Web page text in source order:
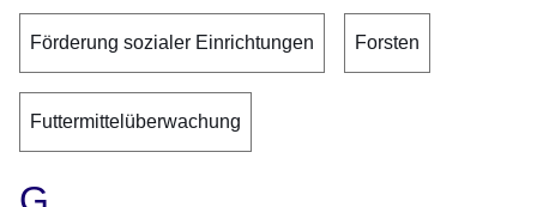
Förderung sozialer Einrichtungen Forsten
Futtermittelüberwachung